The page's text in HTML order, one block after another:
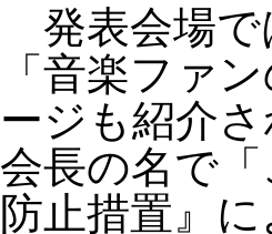
発表会場で
「音楽ファ
ージも紹介
会長の名で
防止措置』